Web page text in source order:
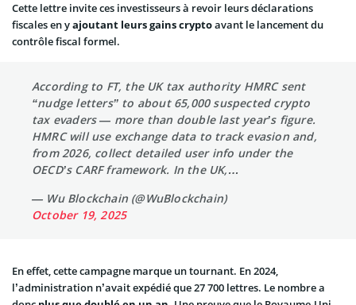
Cette lettre invite ces investisseurs à revoir leurs déclarations
fiscales en yajoutant leurs gains cryptoavant le lancement du
contrôle fiscal formel.
According to FT, the UK tax authority HMRC sent
“nudge letters” to about 65,000 suspected crypto
tax evaders — more than double last year’s figure.
HMRC will use exchange data to track evasion and,
from 2026, collect detailed user info under the
OECD’s CARF framework. In the UK,…
— Wu Blockchain (@WuBlockchain)
October 19, 2025
En effet, cette campagne marque un tournant. En 2024,
l’administration n’avait expédié que 27 700 lettres. Le nombre a